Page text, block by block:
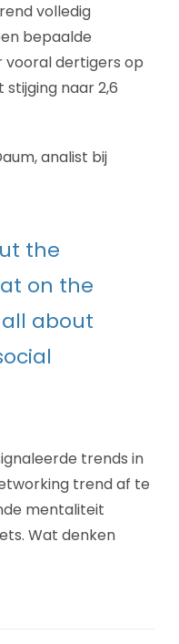
volledig
bepaalde
dertigers op
naar 2,6
analist bij
the
on the
about
trends in
trend af te
mentaliteit
Wat denken